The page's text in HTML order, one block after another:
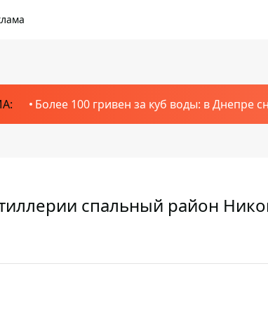
Более 100 гривен за куб воды: в Днепре
спальный район